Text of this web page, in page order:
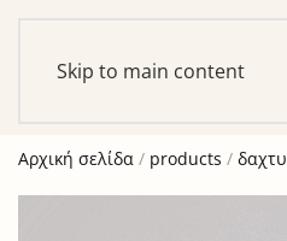
ελέγχου — καμία
Skip to main content
Αρχική σελίδα / products /